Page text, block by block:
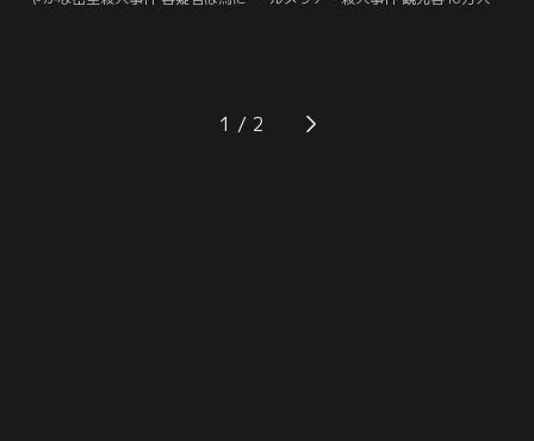
ン。夏目利彦（原田龍二）という新
企画』の記者兼カメラマン。夏目利
彦（原田龍二）という新聞記者の恋
1